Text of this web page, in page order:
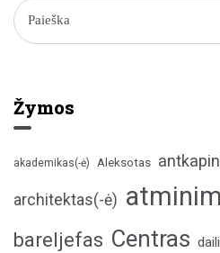
Žymos
akademikas(-ė) Aleksotas
architektas(-ė)
bareljefas Centras